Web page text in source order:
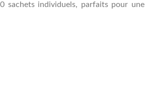
sachets individuels, parfaits pour une